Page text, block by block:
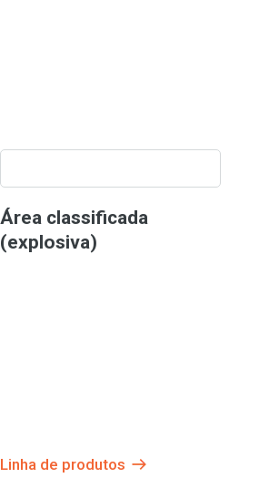
Área classificada
(explosiva)
Linha de produtos